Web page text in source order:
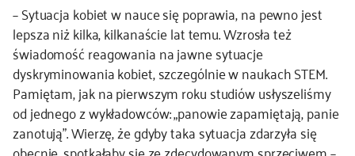
– Sytuacja kobiet w nauce się poprawia, na pewno jest
lepsza niż kilka, kilkanaście lat temu. Wzrosła też
świadomość reagowania na jawne sytuacje
dyskryminowania kobiet, szczególnie w naukach STEM.
Pamiętam, jak na pierwszym roku studiów usłyszeliśmy
od jednego z wykładowców: „panowie zapamiętają, panie
zanotują”. Wierzę, że gdyby taka sytuacja zdarzyła się